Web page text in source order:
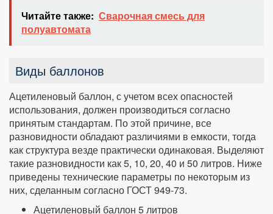
Читайте также: Сварочная смесь для
полуавтомата
Виды баллонов
Ацетиленовый баллон, с учетом всех опасностей
использования, должен производиться согласно
принятым стандартам. По этой причине, все
разновидности обладают различиями в емкости, тогда
как структура везде практически одинаковая. Выделяют
такие разновидности как 5, 10, 20, 40 и 50 литров. Ниже
приведены технические параметры по некоторым из
них, сделанным согласно ГОСТ 949-73.
Ацетиленовый баллон 5 литров